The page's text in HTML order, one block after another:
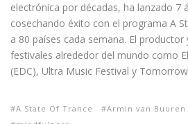
electrónica por décadas, ha lanzado 7
cosechando éxito con el programa A
a 80 países cada semana. El productor
festivales alrededor del mundo como
(EDC), Ultra Music Festival y
A State Of Trance Armin van Buuren